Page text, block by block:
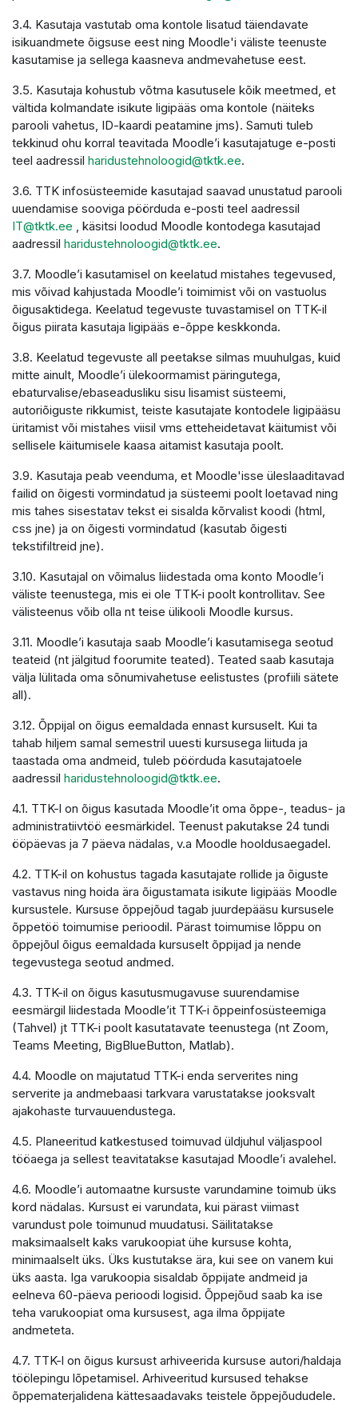
3.4. Kasutaja vastutab oma kontole lisatud täiendavate
isikuandmete õigsuse eest ning Moodle'i väliste teenuste
kasutamise ja sellega kaasneva andmevahetuse eest.
3.5. Kasutaja kohustub võtma kasutusele kõik meetmed, et
vältida kolmandate isikute ligipääs oma kontole (näiteks
parooli vahetus, ID-kaardi peatamine jms). Samuti tuleb
tekkinud ohu korral teavitada Moodle’i kasutajatuge e-posti
teel aadressil haridustehnoloogid@tktk.ee.
3.6. TTK infosüsteemide kasutajad saavad unustatud parooli
uuendamise sooviga pöörduda e-posti teel aadressil
IT@tktk.ee , käsitsi loodud Moodle kontodega kasutajad
aadressil haridustehnoloogid@tktk.ee.
3.7. Moodle’i kasutamisel on keelatud mistahes tegevused,
mis võivad kahjustada Moodle’i toimimist või on vastuolus
õigusaktidega. Keelatud tegevuste tuvastamisel on TTK-il
õigus piirata kasutaja ligipääs e-õppe keskkonda.
3.8. Keelatud tegevuste all peetakse silmas muuhulgas, kuid
mitte ainult, Moodle’i ülekoormamist päringutega,
ebaturvalise/ebaseadusliku sisu lisamist süsteemi,
autoriõiguste rikkumist, teiste kasutajate kontodele ligipääsu
üritamist või mistahes viisil vms etteheidetavat käitumist või
sellisele käitumisele kaasa aitamist kasutaja poolt.
3.9. Kasutaja peab veenduma, et Moodle'isse üleslaaditavad
failid on õigesti vormindatud ja süsteemi poolt loetavad ning
mis tahes sisestatav tekst ei sisalda kõrvalist koodi (html,
css jne) ja on õigesti vormindatud (kasutab õigesti
tekstifiltreid jne).
3.10. Kasutajal on võimalus liidestada oma konto Moodle’i
väliste teenustega, mis ei ole TTK-i poolt kontrollitav. See
välisteenus võib olla nt teise ülikooli Moodle kursus.
3.11. Moodle’i kasutaja saab Moodle’i kasutamisega seotud
teateid (nt jälgitud foorumite teated). Teated saab kasutaja
välja lülitada oma sõnumivahetuse eelistustes (profiili sätete
all).
3.12. Õppijal on õigus eemaldada ennast kursuselt. Kui ta
tahab hiljem samal semestril uuesti kursusega liituda ja
taastada oma andmeid, tuleb pöörduda kasutajatoele
aadressil haridustehnoloogid@tktk.ee.
4.1. TTK-l on õigus kasutada Moodle’it oma õppe-, teadus- ja
administratiivtöö eesmärkidel. Teenust pakutakse 24 tundi
ööpäevas ja 7 päeva nädalas, v.a Moodle hooldusaegadel.
4.2. TTK-il on kohustus tagada kasutajate rollide ja õiguste
vastavus ning hoida ära õigustamata isikute ligipääs Moodle
kursustele. Kursuse õppejõud tagab juurdepääsu kursusele
õppetöö toimumise perioodil. Pärast toimumise lõppu on
õppejõul õigus eemaldada kursuselt õppijad ja nende
tegevustega seotud andmed.
4.3. TTK-il on õigus kasutusmugavuse suurendamise
eesmärgil liidestada Moodle’it TTK-i õppeinfosüsteemiga
(Tahvel) jt TTK-i poolt kasutatavate teenustega (nt Zoom,
Teams Meeting, BigBlueButton, Matlab).
4.4. Moodle on majutatud TTK-i enda serverites ning
serverite ja andmebaasi tarkvara varustatakse jooksvalt
ajakohaste turvauuendustega.
4.5. Planeeritud katkestused toimuvad üldjuhul väljaspool
tööaega ja sellest teavitatakse kasutajad Moodle’i avalehel.
4.6. Moodle’i automaatne kursuste varundamine toimub üks
kord nädalas. Kursust ei varundata, kui pärast viimast
varundust pole toimunud muudatusi. Säilitatakse
maksimaalselt kaks varukoopiat ühe kursuse kohta,
minimaalselt üks. Üks kustutakse ära, kui see on vanem kui
üks aasta. Iga varukoopia sisaldab õppijate andmeid ja
eelneva 60-päeva perioodi logisid. Õppejõud saab ka ise
teha varukoopiat oma kursusest, aga ilma õppijate
andmeteta.
4.7. TTK-l on õigus kursust arhiveerida kursuse autori/haldaja
töölepingu lõpetamisel. Arhiveeritud kursused tehakse
õppematerjalidena kättesaadavaks teistele õppejõududele.